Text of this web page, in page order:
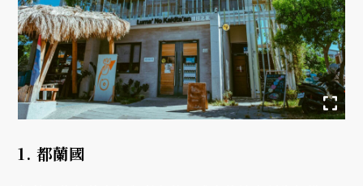
1. 都蘭國